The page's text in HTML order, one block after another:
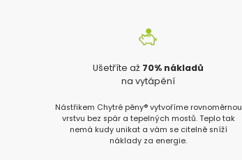
Ušetříte až 70% nákladů
na vytápění
Nástřikem Chytré pěny® vytvoříme rovnoměrnou
vrstvu bez spár a tepelných mostů. Teplo tak
nemá kudy unikat a vám se citelně sníží
náklady za energie.